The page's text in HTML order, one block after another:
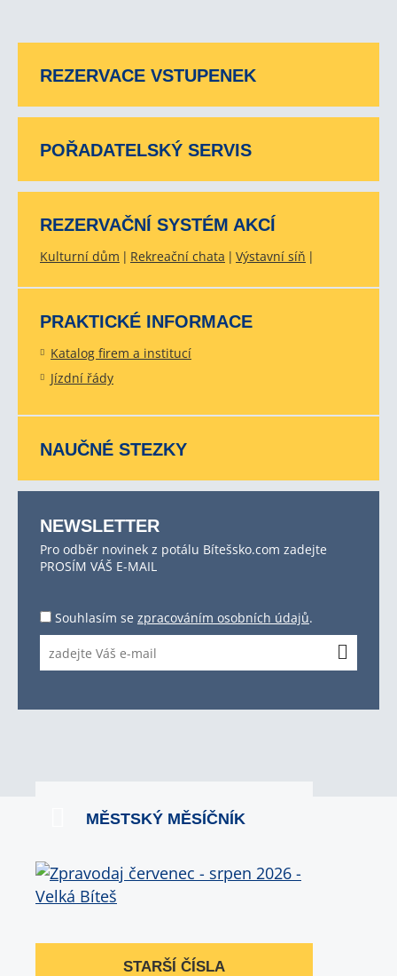
REZERVACE VSTUPENEK
POŘADATELSKÝ SERVIS
REZERVAČNÍ SYSTÉM AKCÍ
Kulturní dům Rekreační chata Výstavní síň
PRAKTICKÉ INFORMACE
Katalog firem a institucí
Jízdní řády
NAUČNÉ STEZKY
NEWSLETTER
Pro odběr novinek z potálu Bítešsko.com zadejte
PROSÍM VÁŠ E-MAIL
Souhlasím se zpracováním osobních údajů.
MĚSTSKÝ MĚSÍČNÍK
STARŠÍ ČÍSLA